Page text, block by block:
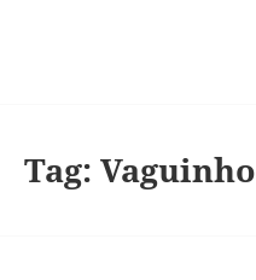
Tag: Vaguinho